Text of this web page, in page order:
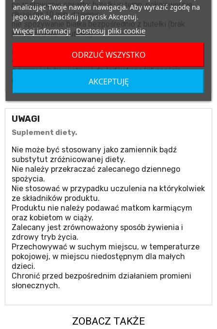
pozostawianie otwartej butelki w temp. pokojowej nie
dłużej niż 10 min. dziennie;
nie spożywanie białka bezpośrednio z butelki (brak
kontaktu usta – butelka).
Fabrycznie zamkniętą butelkę możnazamrozić na
okres do 12 miesięcy. W celu rozmrożenia należy wyjąć
z zamrażalnika, wstawić do lodówki na kilkanaście
godzin do całkowitego rozmrożenia.
UWAGI
Suplement diety.
Nie może być stosowany jako zamiennik bądź
substytut zróżnicowanej diety.
Nie należy przekraczać zalecanego dziennego
spożycia.
Nie stosować w przypadku uczulenia na którykolwiek
ze składników produktu.
Produktu nie należy podawać matkom karmiącym
oraz kobietom w ciąży.
Zalecany jest zrównoważony sposób żywienia i
zdrowy tryb życia.
Przechowywać w suchym miejscu, w temperaturze
pokojowej, w miejscu niedostępnym dla małych
dzieci.
Chronić przed bezpośrednim działaniem promieni
słonecznych.
ZOBACZ TAKŻE
analizując Twoje nawyki nawigacja. Aby wyrazić zgodę na
jego użycie, naciśnij przycisk Akceptuj.
Więcej informacji Dostosuj pliki cookie
ODRZUĆ WSZYSTKO
AKCEPTUJĘ